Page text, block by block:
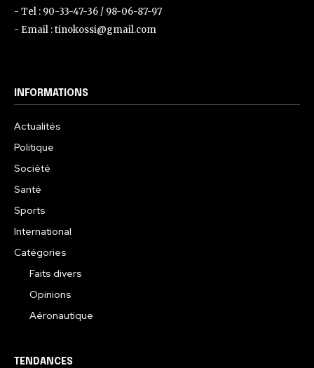
- Tel : 90-33-47-36 / 98-06-87-97
- Email : tinokossi@gmail.com
INFORMATIONS
Actualités
Politique
Société
Santé
Sports
International
Catégories
Faits divers
Opinions
Aéronautique
TENDANCES